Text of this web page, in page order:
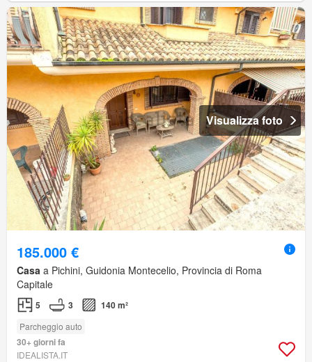
Visualizza foto
185.000 €
Casa a Pichini, Guidonia Montecelio, Provincia di Roma
Capitale
5 3 140 m²
Parcheggio auto
30+ giorni fa
IDEALISTA.IT